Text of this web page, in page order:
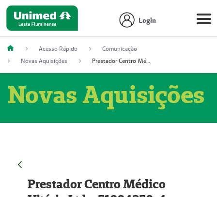
Login
Acesso Rápido
Comunicação
Novas Aquisições
Prestador Centro Médico Vitória Ltda, 51004350-4: Centro Médico Vitória Ltda (Nome Fantasia: Policlínica Master)
Novas Aquisições
Prestador Centro Médico